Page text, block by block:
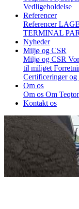
Vedligeholdelse
Referencer
Referencer
TERMINAL
Nyheder
Miljø og CSR
Miljø og CSR
til miljøet
Certificeringer
Om os
Om os Om
Kontakt os